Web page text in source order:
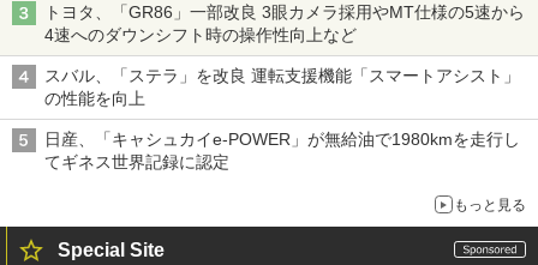
トヨタ、「GR86」一部改良 3眼カメラ採用やMT仕様の5速から
4速へのダウンシフト時の操作性向上など
スバル、「ステラ」を改良 運転支援機能「スマートアシスト」
の性能を向上
日産、「キャシュカイe-POWER」が無給油で1980kmを走行し
てギネス世界記録に認定
もっと見る
Special Site